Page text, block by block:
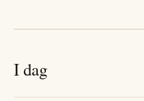
I dag